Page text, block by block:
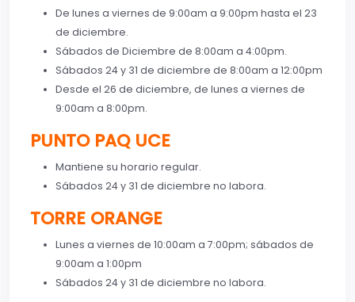
De lunes a viernes de 9:00am a 9:00pm hasta el 23
de diciembre.
Sábados de Diciembre de 8:00am a 4:00pm.
Sábados 24 y 31 de diciembre de 8:00am a 12:00pm
Desde el 26 de diciembre, de lunes a viernes de
9:00am a 8:00pm.
PUNTO PAQ UCE
Mantiene su horario regular.
Sábados 24 y 31 de diciembre no labora.
TORRE ORANGE
Lunes a viernes de 10:00am a 7:00pm; sábados de
9:00am a 1:00pm
Sábados 24 y 31 de diciembre no labora.